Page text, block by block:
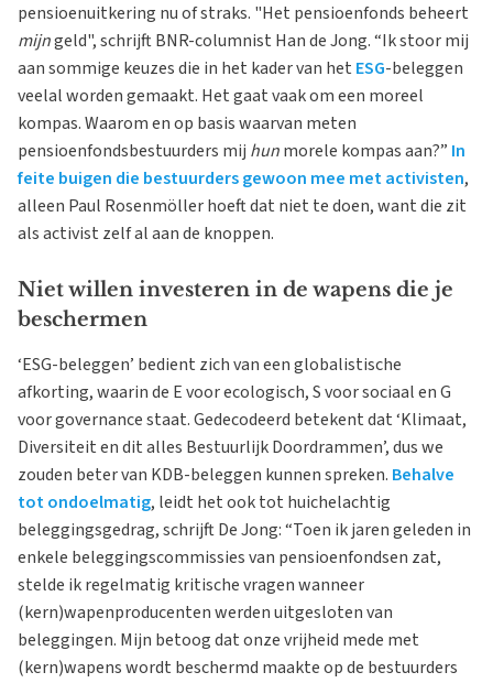
pensioenuitkering nu of straks. "Het pensioenfonds beheert
mijngeld", schrijft BNR-columnist Han de Jong. “Ik stoor mij
aan sommige keuzes die in het kader van het ESG-beleggen
veelal worden gemaakt. Het gaat vaak om een moreel
kompas. Waarom en op basis waarvan meten
pensioenfondsbestuurders mij hunmorele kompas aan?” In
feite buigen die bestuurders gewoon mee met activisten,
alleen Paul Rosenmöller hoeft dat niet te doen, want die zit
als activist zelf al aan de knoppen.
Niet willen investeren in de wapens die je
beschermen
‘ESG-beleggen’ bedient zich van een globalistische
afkorting, waarin de E voor ecologisch, S voor sociaal en G
voor governance staat. Gedecodeerd betekent dat ‘Klimaat,
Diversiteit en dit alles Bestuurlijk Doordrammen’, dus we
zouden beter van KDB-beleggen kunnen spreken. Behalve
tot ondoelmatig, leidt het ook tot huichelachtig
beleggingsgedrag, schrijft De Jong: “Toen ik jaren geleden in
enkele beleggingscommissies van pensioenfondsen zat,
stelde ik regelmatig kritische vragen wanneer
(kern)wapenproducenten werden uitgesloten van
beleggingen. Mijn betoog dat onze vrijheid mede met
(kern)wapens wordt beschermd maakte op de bestuurders